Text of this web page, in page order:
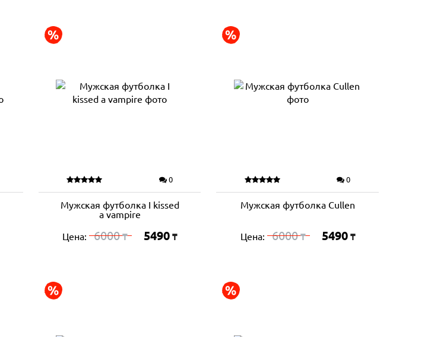
0
Мужская футболка I kissed
a vampire
Цена: 6000₸ 5490 ₸
0
Мужская футболка Cullen
Цена: 6000₸ 5490 ₸